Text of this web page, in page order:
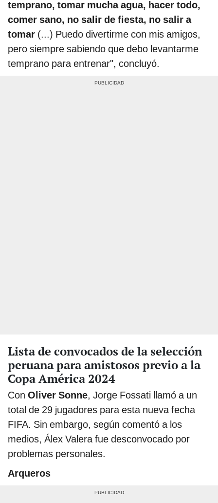
temprano, tomar mucha agua, hacer todo,
comer sano, no salir de fiesta, no salir a
tomar (...) Puedo divertirme con mis amigos,
pero siempre sabiendo que debo levantarme
temprano para entrenar", concluyó.
Lista de convocados de la selección
peruana para amistosos previo a la
Copa América 2024
Con Oliver Sonne, Jorge Fossati llamó a un
total de 29 jugadores para esta nueva fecha
FIFA. Sin embargo, según comentó a los
medios, Álex Valera fue desconvocado por
problemas personales.
Arqueros